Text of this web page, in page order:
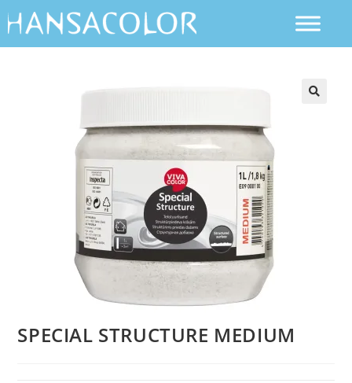
SPECIAL STRUCTURE MEDIUM